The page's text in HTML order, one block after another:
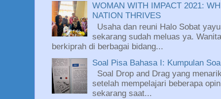
WOMAN WITH IMPACT 2021:
NATION THRIVES
Usaha dan reuni Halo Sobat
sekarang sudah meluas ya.
berkiprah di berbagai bidang...
Soal Pisa Bahasa I: Kumpulan
Soal Drop and Drag yang
setelah mempelajari beberapa
sekarang saat...